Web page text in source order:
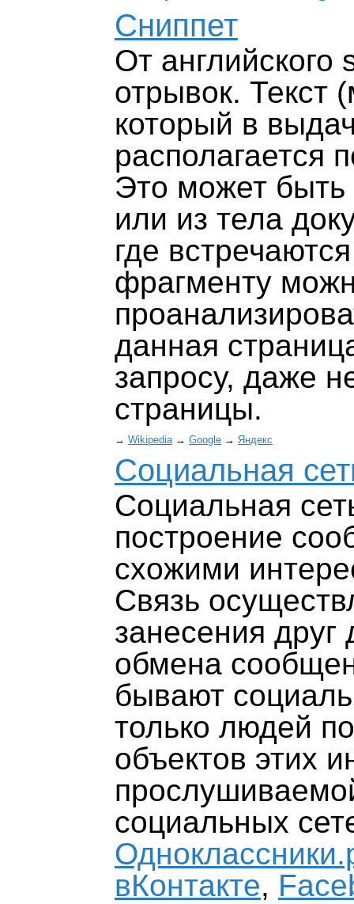
Сниппет
От
отрывок. Текст
который в
располагается
Это может быть
или из тела
где
фрагменту
данная
запросу, даже
страницы.
→ Wikipedia→ Google → Яндекс
Социальная
Социальная
построение
схожими
Связь
занесения друг
обмена
бывают
только людей
объектов этих
социальных
вКонтакте,